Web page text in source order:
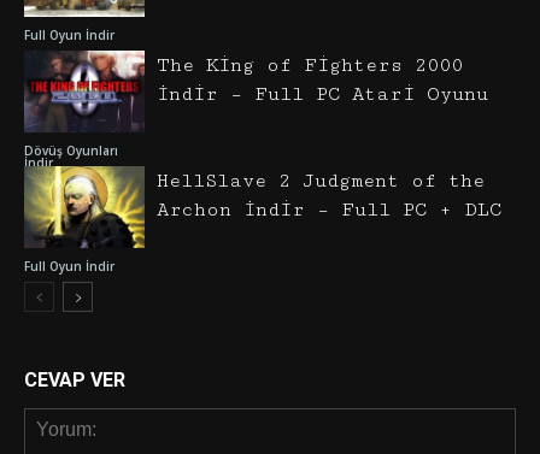
Full Oyun İndir
Dövüş Oyunları
İndir
The King of Fighters 2000
İndir – Full PC Atari Oyunu
Full Oyun İndir
HellSlave 2 Judgment of the
Archon İndir – Full PC + DLC
CEVAP VER